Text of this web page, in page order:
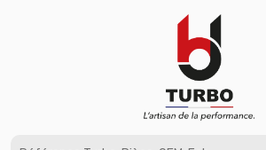
Panneau de gestion des cookies